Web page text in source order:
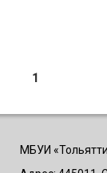
1
МБУИ